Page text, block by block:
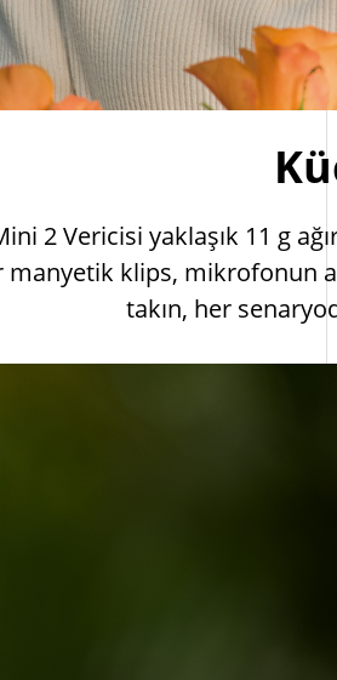
2 Vericisi yaklaşık 11 g
klips, mikrofonun
takın, her